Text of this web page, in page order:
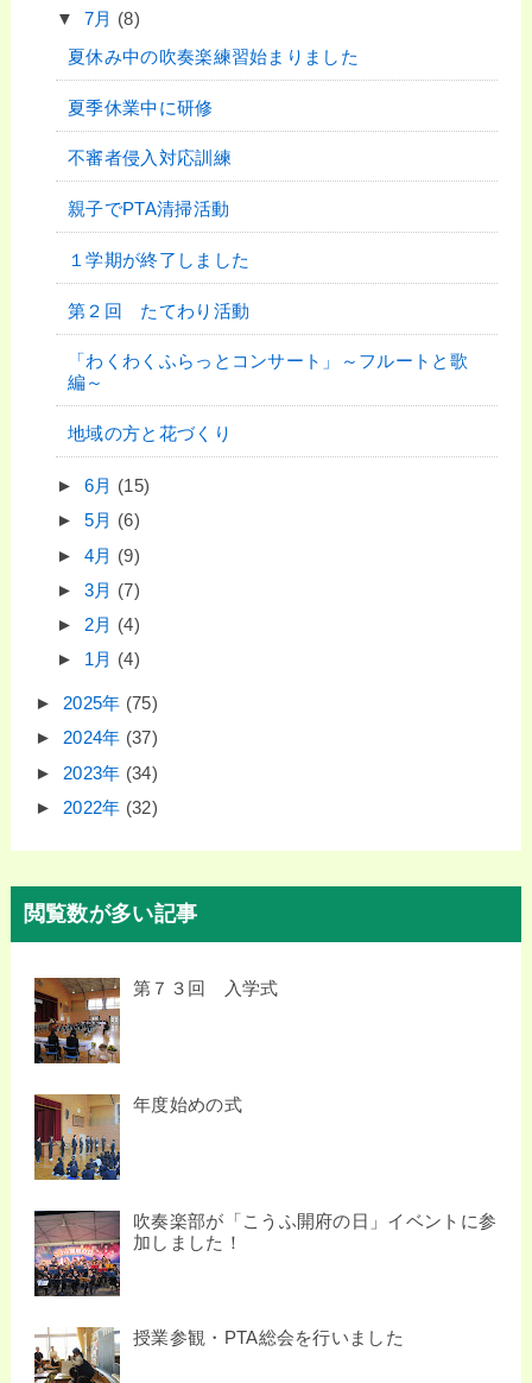
▼ 7月 (8)
夏休み中の吹奏楽練習始まりました
夏季休業中に研修
不審者侵入対応訓練
親子でPTA清掃活動
１学期が終了しました
第２回 たてわり活動
「わくわくふらっとコンサート」～フルートと歌
編～
地域の方と花づくり
► 6月 (15)
► 5月 (6)
► 4月 (9)
► 3月 (7)
► 2月 (4)
► 1月 (4)
► 2025年 (75)
► 2024年 (37)
► 2023年 (34)
► 2022年 (32)
閲覧数が多い記事
第７３回 入学式
年度始めの式
吹奏楽部が「こうふ開府の日」イベントに参
加しました！
授業参観・PTA総会を行いました